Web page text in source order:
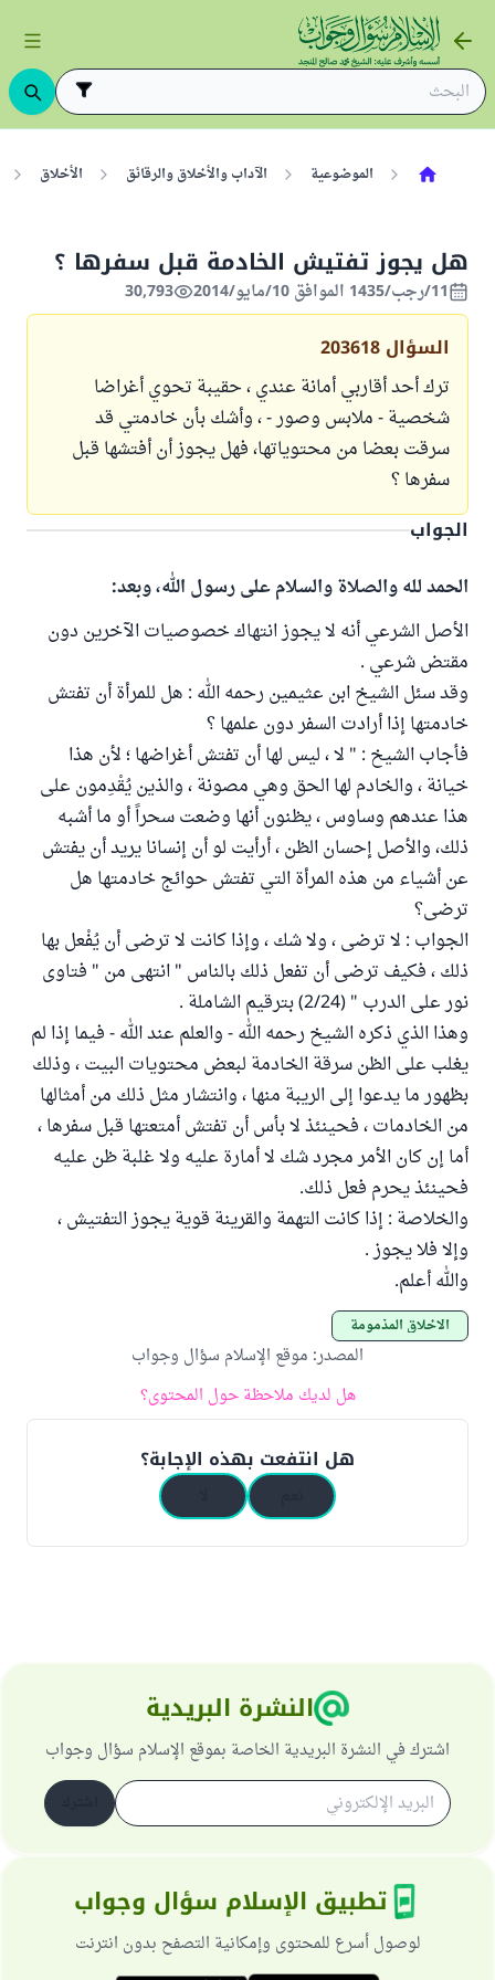
الموضوعية الآداب والأخلاق والرقائق الأخلاق
هل يجوز تفتيش الخادمة قبل سفرها ؟
11/رجب/1435 الموافق 10/مايو/2014 30,793
السؤال 203618
ترك أحد أقاربي أمانة عندي ، حقيبة تحوي أغراضا
شخصية - ملابس وصور - ، وأشك بأن خادمتي قد
سرقت بعضا من محتوياتها، فهل يجوز أن أفتشها قبل
سفرها ؟
الجواب
الحمد لله والصلاة والسلام على رسول الله، وبعد:
الأصل الشرعي أنه لا يجوز انتهاك خصوصيات الآخرين دون
مقتض شرعي .
وقد سئل الشيخ ابن عثيمين رحمه الله : هل للمرأة أن تفتش
خادمتها إذا أرادت السفر دون علمها ؟
فأجاب الشيخ : " لا ، ليس لها أن تفتش أغراضها ؛ لأن هذا
خيانة ، والخادم لها الحق وهي مصونة ، والذين يُقْدِمون على
هذا عندهم وساوس ، يظنون أنها وضعت سحراً أو ما أشبه
ذلك، والأصل إحسان الظن ، أرأيت لو أن إنسانا يريد أن يفتش
عن أشياء من هذه المرأة التي تفتش حوائج خادمتها هل
ترضى؟
الجواب : لا ترضى ، ولا شك ، وإذا كانت لا ترضى أن يُفْعل بها
ذلك ، فكيف ترضى أن تفعل ذلك بالناس " انتهى من " فتاوى
نور على الدرب " (2/24) بترقيم الشاملة .
وهذا الذي ذكره الشيخ رحمه الله - والعلم عند الله - فيما إذا لم
يغلب على الظن سرقة الخادمة لبعض محتويات البيت ، وذلك
بظهور ما يدعوا إلى الريبة منها ، وانتشار مثل ذلك من أمثالها
من الخادمات ، فحينئذ لا بأس أن تفتش أمتعتها قبل سفرها ،
أما إن كان الأمر مجرد شك لا أمارة عليه ولا غلبة ظن عليه
فحينئذ يحرم فعل ذلك.
والخلاصة : إذا كانت التهمة والقرينة قوية يجوز التفتيش ،
وإلا فلا يجوز .
والله أعلم.
الأخلاق المذمومة
المصدر: موقع الإسلام سؤال وجواب
هل لديك ملاحظة حول المحتوى؟
هل انتفعت بهذه الإجابة؟
النشرة البريدية
اشترك في النشرة البريدية الخاصة بموقع الإسلام سؤال وجواب
تطبيق الإسلام سؤال وجواب
لوصول أسرع للمحتوى وإمكانية التصفح بدون انترنت